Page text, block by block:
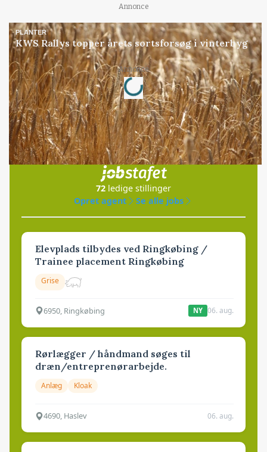
Annonce
PLANTER
KWS Rallys topper årets sortsforsøg i vinterbyg
Annonce
Loading...
Jobs
i samarbejde med
72 ledige stillinger
Opret agent
Se alle jobs
Elevplads tilbydes ved Ringkøbing /
Trainee placement Ringkøbing
Grise
6950, Ringkøbing NY 06. aug.
Rørlægger / håndmand søges til
dræn/entreprenørarbejde.
Anlæg Kloak
4690, Haslev 06. aug.